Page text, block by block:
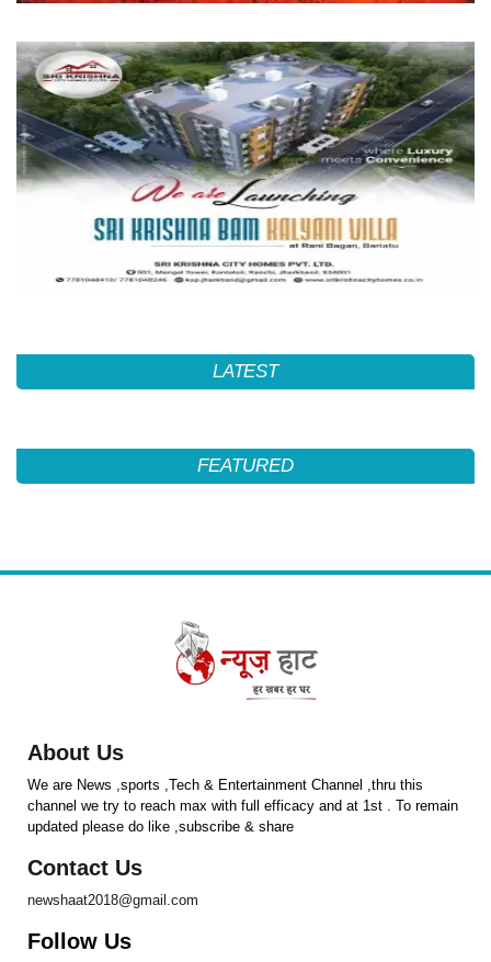
LATEST
FEATURED
About Us
We are News ,sports ,Tech & Entertainment Channel ,thru this
channel we try to reach max with full efficacy and at 1st . To remain
updated please do like ,subscribe & share
Contact Us
newshaat2018@gmail.com
Follow Us